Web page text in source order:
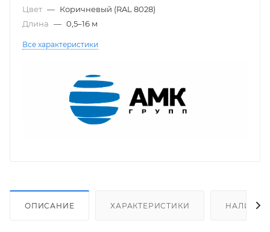
Цвет — Коричневый (RAL 8028)
Длина — 0,5–16 м
Все характеристики
ОПИСАНИЕ ХАРАКТЕРИСТИКИ НАЛИЧИЕ